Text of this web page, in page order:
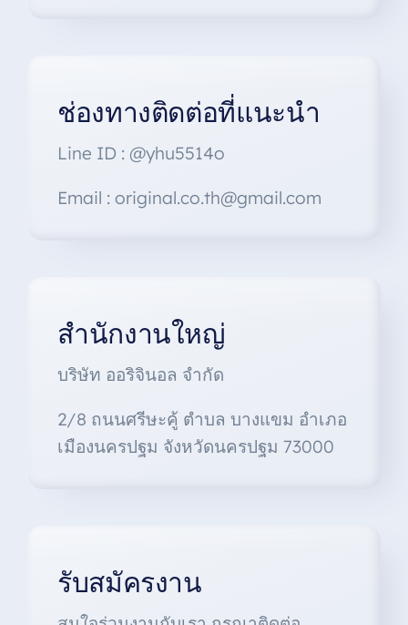
ช่องทางติดต่อที่แนะนำ
Line ID : @yhu5514o
Email : original.co.th@gmail.com
สำนักงานใหญ่
บริษัท ออริจินอล จำกัด
2/8 ถนนศรีษะคู้ ตำบล บางแขม อำเภอ
เมืองนครปฐม จังหวัดนครปฐม 73000
รับสมัครงาน